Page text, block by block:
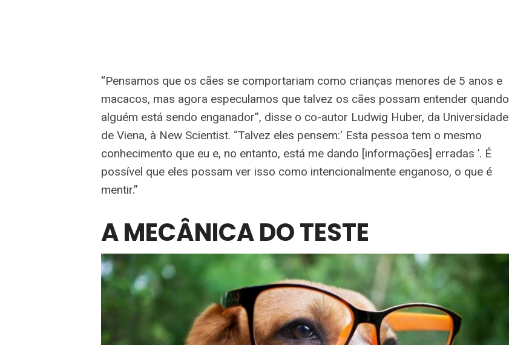
“Pensamos que os cães se comportariam como crianças menores de 5 anos e
macacos, mas agora especulamos que talvez os cães possam entender quando
alguém está sendo enganador”, disse o co-autor Ludwig Huber, da Universidade
de Viena, à New Scientist. “Talvez eles pensem:‘ Esta pessoa tem o mesmo
conhecimento que eu e, no entanto, está me dando [informações] erradas ’. É
possível que eles possam ver isso como intencionalmente enganoso, o que é
mentir.”
A MECÂNICA DO TESTE